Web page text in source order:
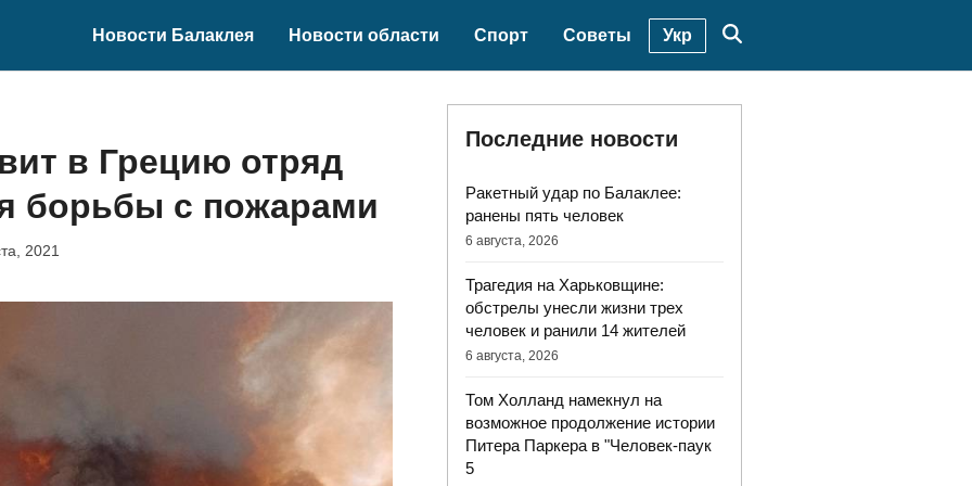
Новости Балаклея Новости области Спорт Советы Укр
в Грецию отряд
борьбы с пожарами
2021
Последние новости
Ракетный удар по Балаклее:
ранены пять человек
6 августа, 2026
Трагедия на Харьковщине:
обстрелы унесли жизни трех
человек и ранили 14 жителей
6 августа, 2026
Том Холланд намекнул на
возможное продолжение истории
Питера Паркера в "Человек-паук
5